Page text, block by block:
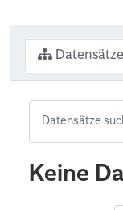
Datensätze
Keine